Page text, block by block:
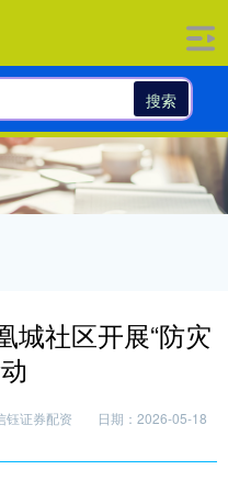
搜索
城社区开展“防灾
钰证券配资
日期：2026-05-18